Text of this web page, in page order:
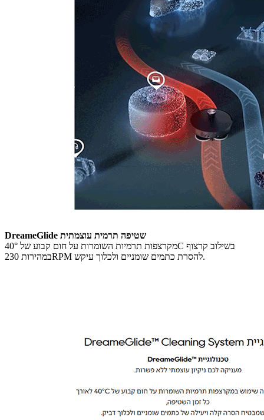
DreameGlide שטיפה תרמית עוצמתית
מקרצפות תרמיות השומרות על חום קבוע של 40°C בשילוב קרצוף
במהירות 230RPM להסרת כתמים שומניים ולכלוך עיקש.